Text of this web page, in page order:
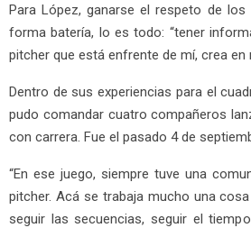
Para López, ganarse el respeto de
forma batería, lo es todo: “tener
pitcher que está enfrente de mí, crea en
Dentro de sus experiencias para el
pudo comandar cuatro compañeros
con carrera. Fue el pasado 4 de
“En ese juego, siempre tuve una
pitcher. Acá se trabaja mucho una
seguir las secuencias, seguir el